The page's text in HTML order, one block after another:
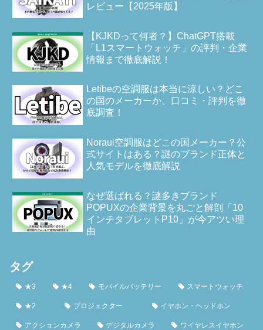
レビュー【2025年版】
【KJKDって何者？】ChatGPT搭載
「L1スマートウォッチ」の評判・企業
情報まで徹底解説！
Letibeの空調服は本当に涼しい？どこ
の国のメーカーか、口コミ・評判を徹
底調査！
Noraui空調服はどこの国メーカー？公
式サイトはある？謎のブランド正体と
人気モデルを徹底解説
なぜ選ばれる？謎多きブランド
POPUXの企業背景を丸ごと解剖「10
インチタブレットP10」が今アツい理
由
タグ
★3 ★4 モバイルバッテリー スマートウォッチ
★2 プロジェクター イヤホン・ヘッドホン
アクションカメラ デジタルカメラ ワイヤレスイヤホン